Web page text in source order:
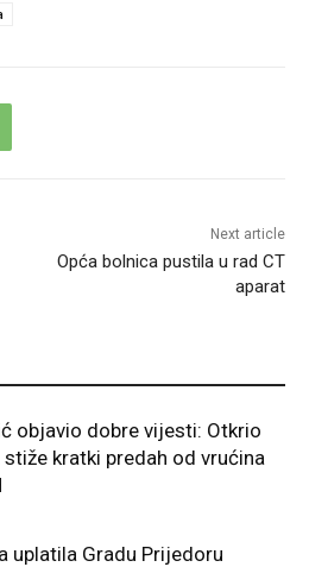
Next article
Opća bolnica pustila u rad CT
aparat
objavio dobre vijesti: Otkrio
stiže kratki predah od vrućina
uplatila Gradu Prijedoru